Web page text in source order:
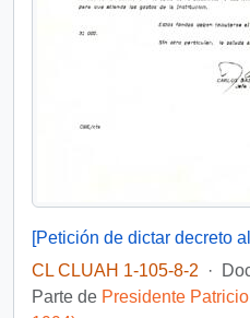
CL CLUAH 1-105-8-2
·
Parte de Presidente